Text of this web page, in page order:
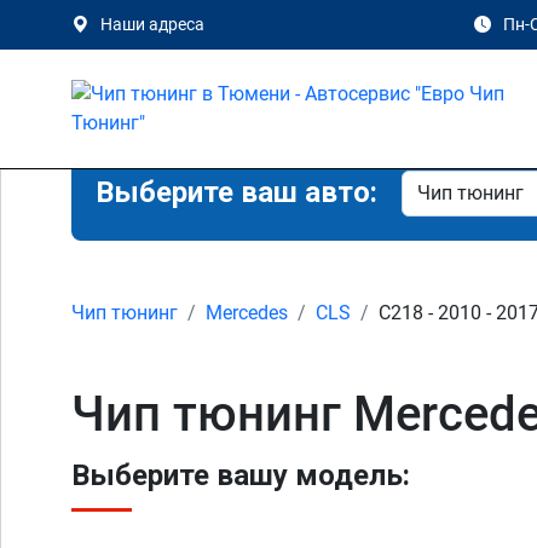
Наши адреса Пн-
Выберите ваш авто:
Чип тюнинг Mercedes CLS C218 - 2010 -
Чип тюнинг
Выберите вашу модель: